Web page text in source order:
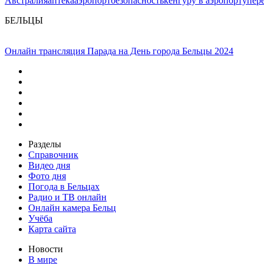
БЕЛЬЦЫ
Онлайн трансляция Парада на День города Бельцы 2024
Разделы
Справочник
Видео дня
Фото дня
Погода в Бельцах
Радио и ТВ онлайн
Онлайн камера Бельц
Учёба
Карта сайта
Новости
В мире